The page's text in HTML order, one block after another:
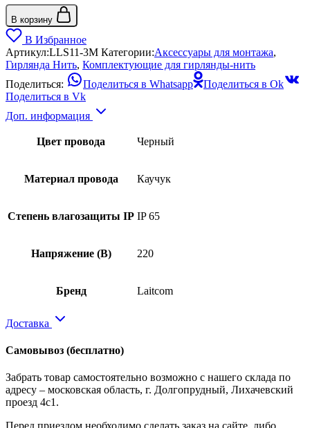
В корзину
В Избранное
Артикул:LLS11-3M Категории:Аксессуары для монтажа,
Гирлянда Нить, Комплектующие для гирлянды-нить
Поделиться:
Поделиться в Whatsapp
Поделиться в Ok
Поделиться в Vk
Доп. информация
Цвет провода Черный
Материал провода Каучук
Степень влагозащиты IP IP 65
Напряжение (В) 220
Бренд Laitcom
Доставка
Самовывоз (бесплатно)
Забрать товар самостоятельно возможно с нашего склада по
адресу – московская область, г. Долгопрудный, Лихачевский
проезд 4с1.